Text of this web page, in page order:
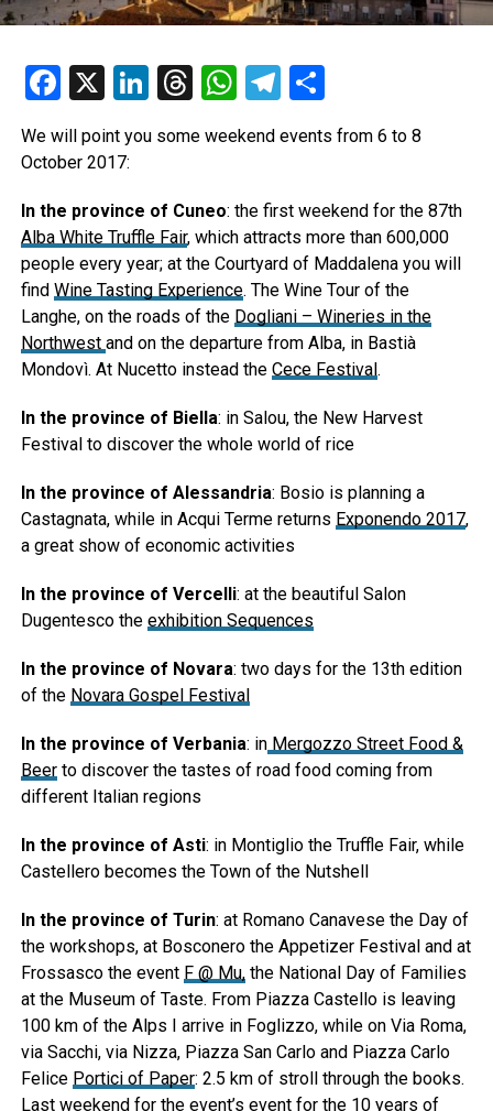
Facebook
X LinkedIn
Threads
WhatsApp
Telegram
Condividi
We will point you some weekend events from 6 to 8
October 2017:
In the province of Cuneo: the first weekend for the 87th
Alba WhiteTruffle Fair, which attracts more than 600,000
people every year; at the Courtyard of Maddalena you will
find Wine Tasting Experience. The Wine Tour of the
Langhe, on the roads of the Dogliani – Wineries in the
Northwest and on the departure from Alba, in Bastià
Mondovì. At Nucetto instead the Cece Festival.
In the province of Biella: in Salou, the New Harvest
Festival to discover the whole world of rice
In the province of Alessandria: Bosio is planning a
Castagnata, while in Acqui Terme returns Exponendo 2017,
a great show of economic activities
In the province of Vercelli: at the beautiful Salon
Dugentesco the exhibition Sequences
In the province of Novara: two days for the 13th edition
of the Novara Gospel Festival
In the province of Verbania: inMergozzo Street Food &
Beerto discover the tastes of road food coming from
different Italian regions
In the province of Asti: in Montiglio the Truffle Fair, while
Castellero becomes the Town of the Nutshell
In the province of Turin: at Romano Canavese the Day of
the workshops, at Bosconero the Appetizer Festival and at
Frossasco the event F @ Mu,the National Day of Families
at the Museum of Taste. From Piazza Castello is leaving
100 km of the Alps I arrive in Foglizzo, while on Via Roma,
via Sacchi, via Nizza, Piazza San Carlo and Piazza Carlo
Felice Portici of Paper: 2.5 km of stroll through the books.
Last weekend for the event’s event for the 10 years of